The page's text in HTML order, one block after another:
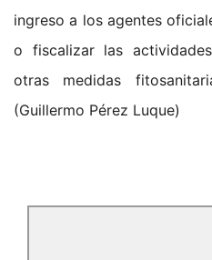
ingreso a los agentes
o fiscalizar las
otras medidas
(Guillermo Pérez Luque)